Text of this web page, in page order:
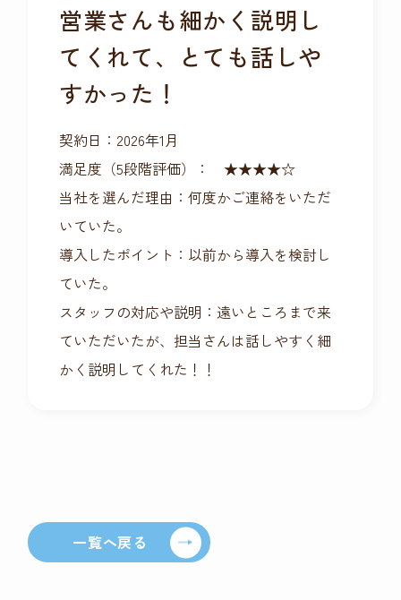
営業さんも細かく説明し
てくれて、とても話しや
すかった！
契約日：2026年1月
満足度（5段階評価）： ★★★★☆
当社を選んだ理由：何度かご連絡をいただ
いていた。
導入したポイント：以前から導入を検討し
ていた。
スタッフの対応や説明：遠いところまで来
ていただいたが、担当さんは話しやすく細
かく説明してくれた！！
一覧へ戻る